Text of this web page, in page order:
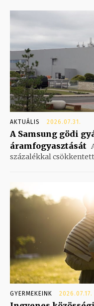
AKTUÁLIS 2026.07.31.
A Samsung gödi
áramfogyasztását
százalékkal
GYERMEKEINK 2026.07.17.